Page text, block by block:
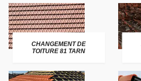
CHANGEMENT DE
TOITURE 81 TARN